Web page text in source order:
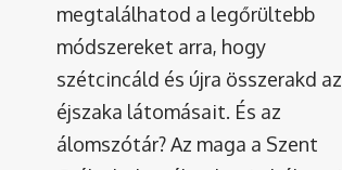
megtalálhatod a legőrültebb
módszereket arra, hogy
szétcincáld és újra összerakd az
éjszaka látomásait. És az
álomszótár? Az maga a Szent